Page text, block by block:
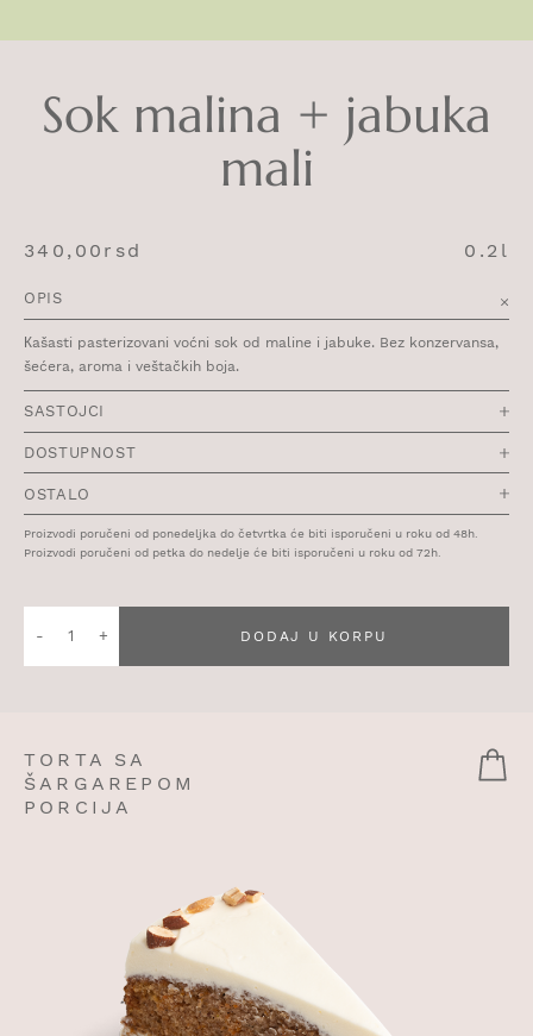
Sok malina + jabuka
mali
340,00 rsd 0.2l
OPIS
Кašasti pasterizovani voćni sok od maline i jabuke. Bez konzervansa,
šećera, aroma i veštačkih boja.
SASTOJCI
DOSTUPNOST
OSTALO
Proizvodi poručeni od ponedeljka do četvrtka će biti isporučeni u roku od 48h.
Proizvodi poručeni od petka do nedelje će biti isporučeni u roku od 72h.
+
jabuka
mali
DODAJ U KORPU
TORTA SA
ŠARGAREPOM
PORCIJA